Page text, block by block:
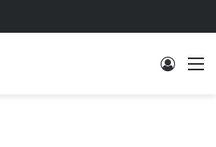
Log In